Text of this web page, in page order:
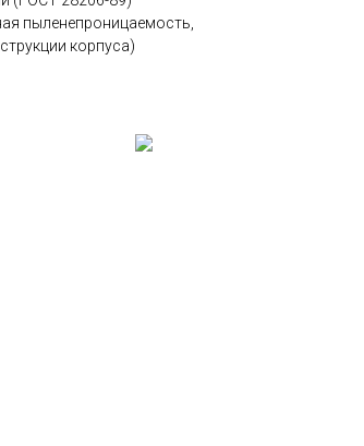
пыленепроницаемость,
корпуса)